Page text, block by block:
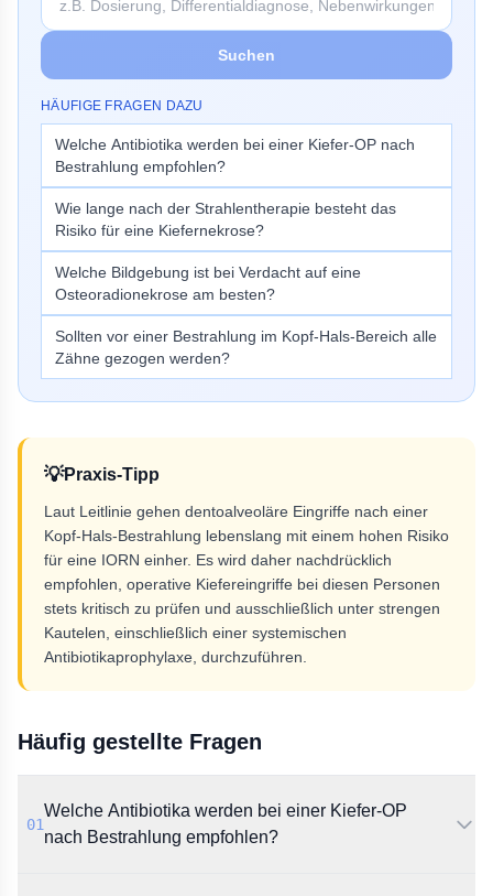
Suchen
HÄUFIGE FRAGEN DAZU
Welche Antibiotika werden bei einer Kiefer-OP nach
Bestrahlung empfohlen?
Wie lange nach der Strahlentherapie besteht das
Risiko für eine Kiefernekrose?
Welche Bildgebung ist bei Verdacht auf eine
Osteoradionekrose am besten?
Sollten vor einer Bestrahlung im Kopf-Hals-Bereich alle
Zähne gezogen werden?
💡Praxis-Tipp
Laut Leitlinie gehen dentoalveoläre Eingriffe nach einer
Kopf-Hals-Bestrahlung lebenslang mit einem hohen Risiko
für eine IORN einher. Es wird daher nachdrücklich
empfohlen, operative Kiefereingriffe bei diesen Personen
stets kritisch zu prüfen und ausschließlich unter strengen
Kautelen, einschließlich einer systemischen
Antibiotikaprophylaxe, durchzuführen.
Häufig gestellte Fragen
01
Welche Antibiotika werden bei einer Kiefer-OP
nach Bestrahlung empfohlen?